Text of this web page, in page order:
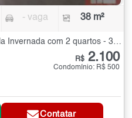
- vaga 38 m²
Apartamento para Alugar na Vila Invernada com 2 quartos - 38 m²
R$ 2.100
Condomínio: R$ 500
Contatar